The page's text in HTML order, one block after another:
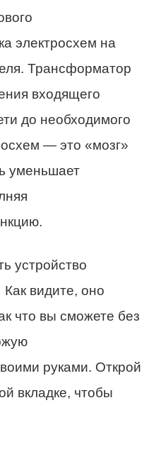
электросхем на
Трансформатор
входящего
до необходимого
— это «мозг»
уменьшает
устройство
видите, оно
что вы сможете без
руками. Открой
вкладке, чтобы